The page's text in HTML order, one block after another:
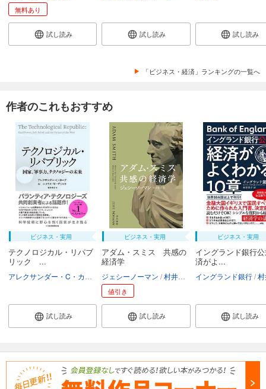
無料あり
試し読み 試し読み 試し読み
「ビジネス・経済」ランキングの一覧へ
作者のこれもおすすめ
ビジネス・実用
テクノロジカル・リパブ
リック ...
ニコラス・W・ザミスカ 村井章子
試し読み
ビジネス・実用
アダム・スミス 共感の
経済学
ジェシーノーマン 村井章子
値引き
試し読み
ビジネス・実用
イングランド銀行
済がよ...
イングランド銀行 村
試し読み